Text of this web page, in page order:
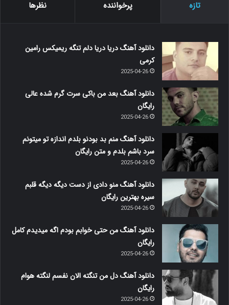
تازه پرخواننده نظرها
دانلود آهنگ دریا دریا دلم تنگه ریمیکس رامین
کرمی
2025-04-26
دانلود آهنگ بعد من باکی سرت گرم شده عالی
رایگان
2025-04-26
دانلود آهنگ منم بد بودنو بلدم اندازه تو میتونم
سرد باشم بلدم و متن رایگان
2025-04-26
دانلود آهنگ منو دادی از دست دیگه دیگه قلبم
سیره بهترین رایگان
2025-04-26
دانلود آهنگ من حتی خوابم بودم اگه میدیدم کامل
رایگان
2025-04-26
دانلود آهنگ دل من تنگته الان نفسم لنگته هوام
رایگان
2025-04-26